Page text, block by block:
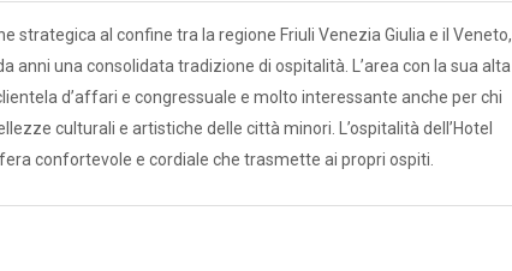
strategica al confine tra la regione Friuli Venezia Giulia e il Veneto,
anni una consolidata tradizione di ospitalità. L’area con la sua alta
d’affari e congressuale e molto interessante anche per chi
culturali e artistiche delle città minori. L’ospitalità dell’Hotel
confortevole e cordiale che trasmette ai propri ospiti.